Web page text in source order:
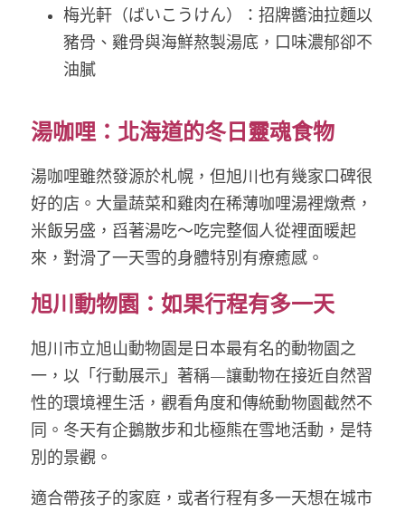
梅光軒（ばいこうけん）：招牌醬油拉麵以
豬骨、雞骨與海鮮熬製湯底，口味濃郁卻不
油膩
湯咖哩：北海道的冬日靈魂食物
湯咖哩雖然發源於札幌，但旭川也有幾家口碑很
好的店。大量蔬菜和雞肉在稀薄咖哩湯裡燉煮，
米飯另盛，舀著湯吃～吃完整個人從裡面暖起
來，對滑了一天雪的身體特別有療癒感。
旭川動物園：如果行程有多一天
旭川市立旭山動物園是日本最有名的動物園之
一，以「行動展示」著稱—讓動物在接近自然習
性的環境裡生活，觀看角度和傳統動物園截然不
同。冬天有企鵝散步和北極熊在雪地活動，是特
別的景觀。
適合帶孩子的家庭，或者行程有多一天想在城市